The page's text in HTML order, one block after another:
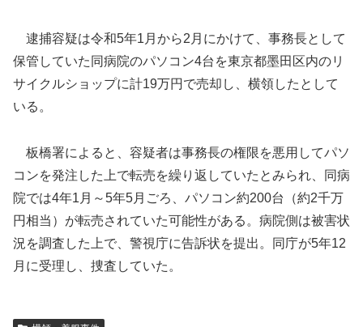
逮捕容疑は令和5年1月から2月にかけて、事務長として
保管していた同病院のパソコン4台を東京都墨田区内のリ
サイクルショップに計19万円で売却し、横領したとして
いる。
板橋署によると、容疑者は事務長の権限を悪用してパソ
コンを発注した上で転売を繰り返していたとみられ、同病
院では4年1月～5年5月ごろ、パソコン約200台（約2千万
円相当）が転売されていた可能性がある。病院側は被害状
況を調査した上で、警視庁に告訴状を提出。同庁が5年12
月に受理し、捜査していた。